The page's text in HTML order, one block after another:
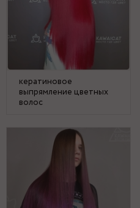
кератиновое
выпрямление цветных
волос